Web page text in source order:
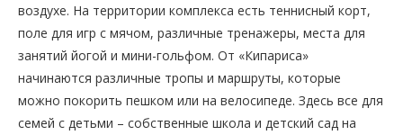
воздухе. На территории комплекса есть теннисный корт,
поле для игр с мячом, различные тренажеры, места для
занятий йогой и мини-гольфом. От «Кипариса»
начинаются различные тропы и маршруты, которые
можно покорить пешком или на велосипеде. Здесь все для
семей с детьми – собственные школа и детский сад на